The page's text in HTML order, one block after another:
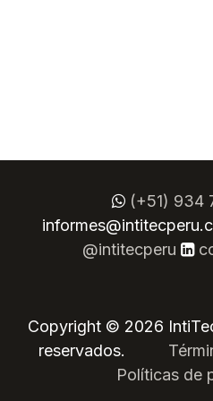
(+51) 934
@intitecperu
Copyright © 2026
reservados.
Políticas de